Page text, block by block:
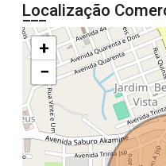
Localização
+
−